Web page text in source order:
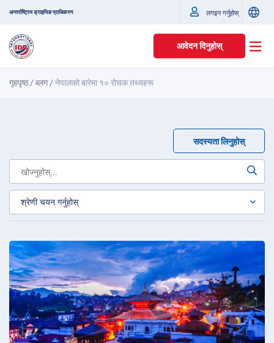
अन्तर्राष्ट्रिय ड्राइभिङ प्राधिकरण लगइन गर्नुहोस्
आवेदन दिनुहोस्
गृहपृष्ठ/ब्लग/नेपालको बारेमा १० रोचक तथ्यहरू
सदस्यता लिनुहोस्